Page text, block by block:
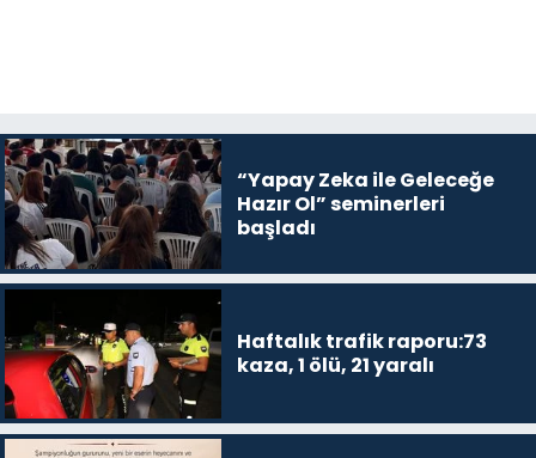
“Yapay Zeka ile Geleceğe
Hazır Ol” seminerleri
başladı
Haftalık trafik raporu:73
kaza, 1 ölü, 21 yaralı